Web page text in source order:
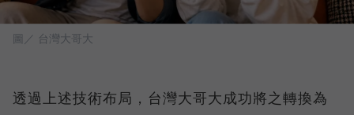
圖／ 台灣大哥大
透過上述技術布局，台灣大哥大成功將之轉換為